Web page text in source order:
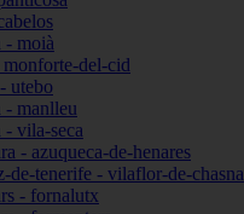
- moià
del-cid
utebo
- manlleu
- vila-seca
- azuqueca-de-henares
de-tenerife - vilaflor-de-chasna
- fornalutx